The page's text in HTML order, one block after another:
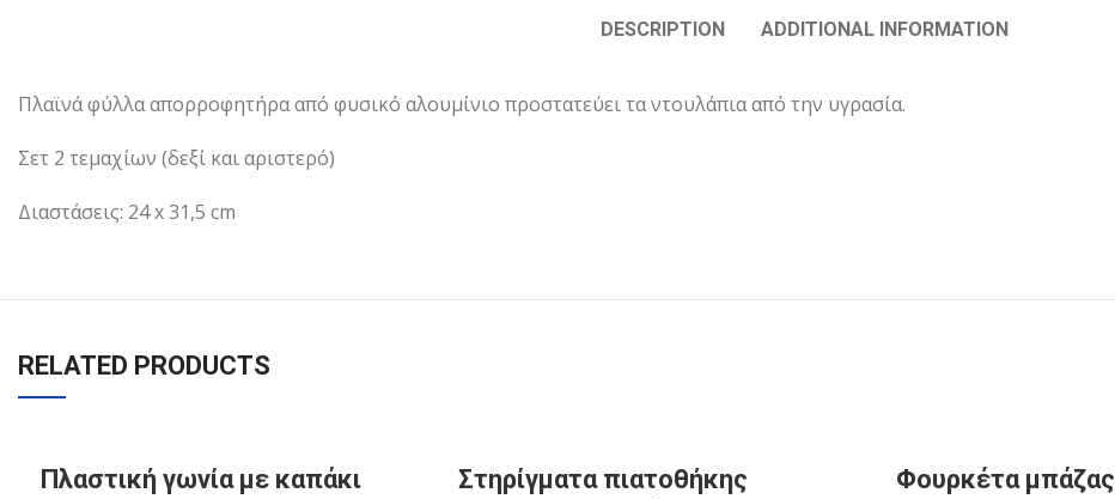
DESCRIPTION ADDITIONAL INFORMATION
Πλαϊνά φύλλα απορροφητήρα από φυσικό αλουμίνιο προστατεύει τα ντουλάπια από την υγρασία.
Σετ 2 τεμαχίων (δεξί και αριστερό)
Διαστάσεις: 24 x 31,5 cm
RELATED PRODUCTS
Πλαστική γωνία με καπάκι
Στηρίγματα πιατοθήκης
Φουρκέτα μπάζας